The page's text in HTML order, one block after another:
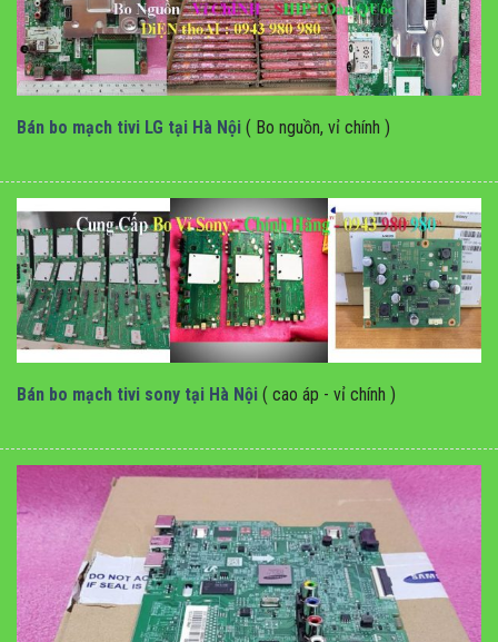
Bán bo mạch tivi LG tại Hà Nội ( Bo nguồn, vỉ chính )
Bán bo mạch tivi sony tại Hà Nội ( cao áp - vỉ chính )